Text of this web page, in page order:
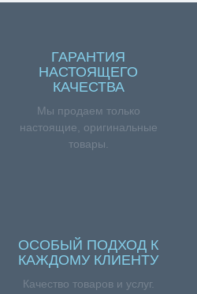
ГАРАНТИЯ
НАСТОЯЩЕГО
КАЧЕСТВА
Мы продаем только
настоящие, оригинальные
товары.
ОСОБЫЙ ПОДХОД К
КАЖДОМУ КЛИЕНТУ
Качество товаров и услуг.